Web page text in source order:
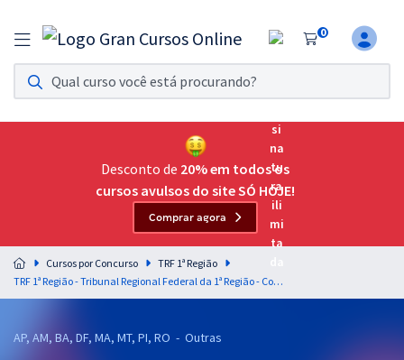
0
Assinatura Ilimitada 11
Acesso a todos os cursos. Teste grátis por 7 dias!
Assinatura OAB Até Passar
Acesso ilimitado a toda preparação para o Exame da
Residências Multiprofissionais
Preparação completa e intensiva para as principais
residências em saúde do Brasil
Desconto de 20% em todos os
cursos avulsos do site SÓ HOJE!
Comprar agora
Cursos por Concurso
TRF 1ª Região
TRF 1ª Região - Tribunal Regional Federal da 1ª Região - Conhecimentos Específicos para o Cargo de Técnico Judiciário - Área de Apoio Especializado - Especialidade: Contabilidade
AP, AM, BA, DF, MA, MT, PI, RO - Outras